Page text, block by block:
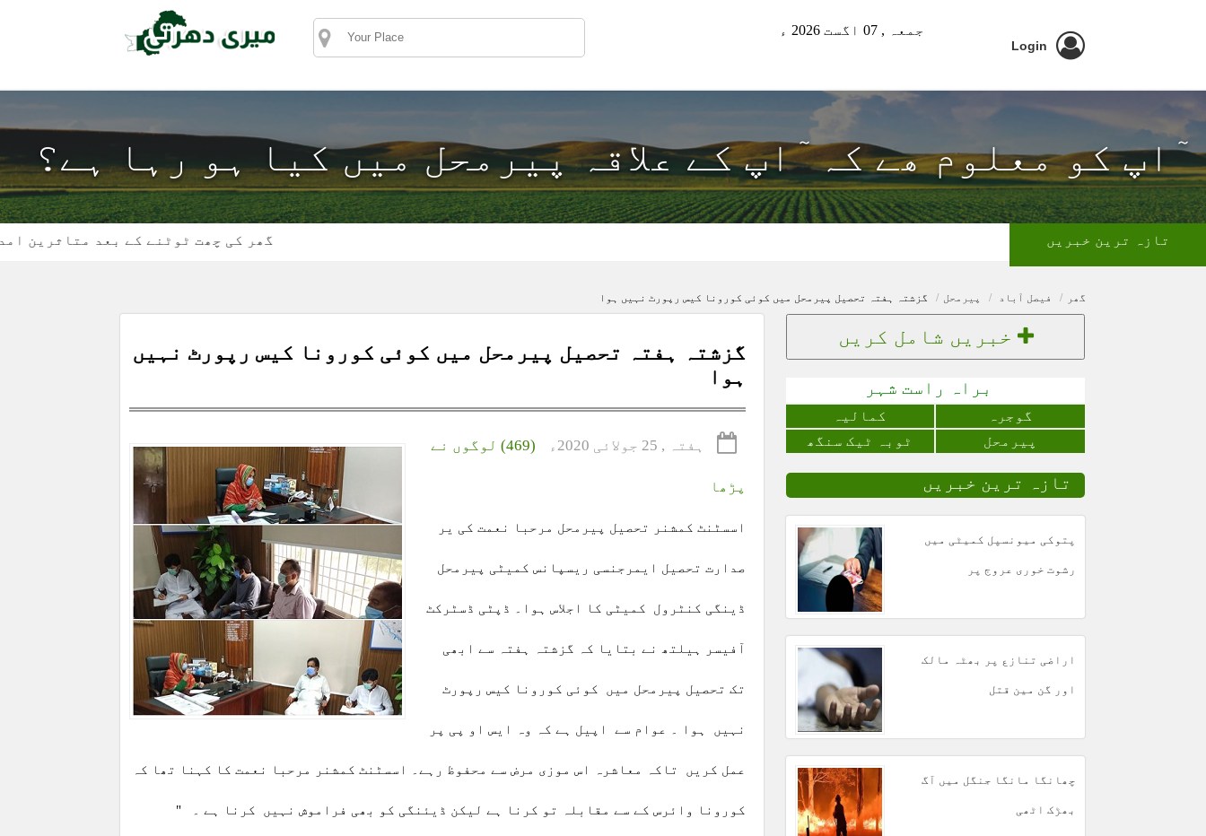
جمعہ , 07 اگست 2026 ء
Login
ٓاپ کو معلوم ھے کہ ٓاپ کے علاقہ پیرمحل میں کیا ہو رہا ہے؟
گھر کی چھت ٹوٹنے کے بعد متاثرین امداد تازہ ترین خبریں
گھر فیصل آباد پیرمحل گزشتہ ہفتہ تحصیل پیرمحل میں کوئی کورونا کیس رپورٹ نہیں ہوا
گزشتہ ہفتہ تحصیل پیرمحل میں کوئی کورونا کیس رپورٹ نہیں
ہوا
ہفتہ , 25 جولائی 2020ء (469) لوگوں نے
پڑھا
اسسٹنٹ کمشنر تحصیل پیرمحل مرحبا نعمت کی یر
صدارت تحصیل ایمرجنسی ریسپانس کمیٹی پیرمحل
ڈینگی کنٹرول کمیٹی کا اجلاس ہوا۔ ڈپٹی ڈسٹرکٹ
آفیسر ہیلتھ نے بتایا کہ گزشتہ ہفتہ سے ابھی
تک تحصیل پیرمحل میں کوئی کورونا کیس رپورٹ
نہیں ہوا ۔ عوام سے اپیل ہے کہ وہ ایس او پی پر
عمل کریں تاکہ معاشرہ اس موزی مرض سے محفوظ رہے۔ اسسٹنٹ کمشنر مرحبا نعمت کا کہنا تھا کہ
کورونا وائرس کے سے مقابلہ تو کرنا ہے لیکن ڈیئنگی کو بھی فراموش نہیں کرنا ہے ۔ "
خبریں شامل کریں
براہ راست شہر
گوجرہ
کمالیہ
پیرمحل
ٹوبہ ٹیک سنگھ
تازہ ترین خبریں
پتوکی میونسپل کمیٹی میں
رشوت خوری عروج پر
اراضی تنازع پر بھٹہ مالک
اور گن مین قتل
چھانگا مانگا جنگل میں آگ
بھڑک اٹھی